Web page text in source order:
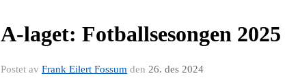
A-laget: Fotballsesongen
Postet av Frank Eilert Fossum den 26. des 2024